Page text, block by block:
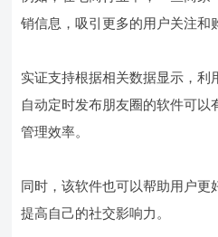
销信息，吸引更多的用户关注和
实证支持根据相关数据显示，利
自动定时发布朋友圈的软件可以
管理效率。
同时，该软件也可以帮助用户更
提高自己的社交影响力。